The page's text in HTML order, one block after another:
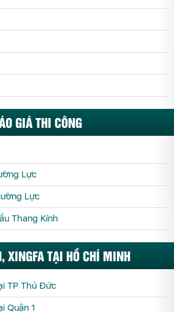
GIÁ THI CÔNG
Lực
Lực
Thang Kính
XINGFA TẠI HỒ CHÍ MINH
TP Thủ Đức
Quận 1